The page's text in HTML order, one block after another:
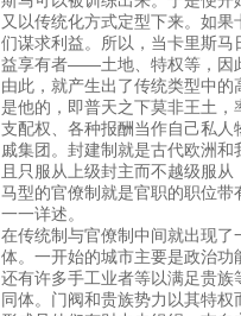
又以传统化方式定型下来。如
们谋求利益。所以，当卡里斯
益享有者——土地、特权等，因
由此，就产生出了传统类型中
是他的，即普天之下莫非王土
支配权、各种报酬当作自己私
戚集团。封建制就是古代欧洲
且只服从上级封主而不越级服
马型的官僚制就是官职的职位
一一详述。
在传统制与官僚制中间就出现
体。一开始的城市主要是政治
还有许多手工业者等以满足贵
同体。门阀和贵族势力以其特